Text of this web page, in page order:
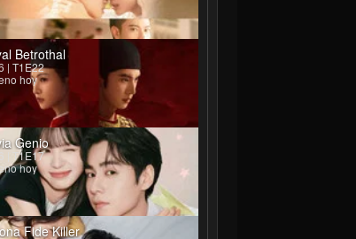
Jae-won
Pyo Hak-soo
Park Yong-woo
Hwang Guk-pyeong
Betrothal
| T1E22
hoy
Genio
| T1E17
hoy
Fide Killer